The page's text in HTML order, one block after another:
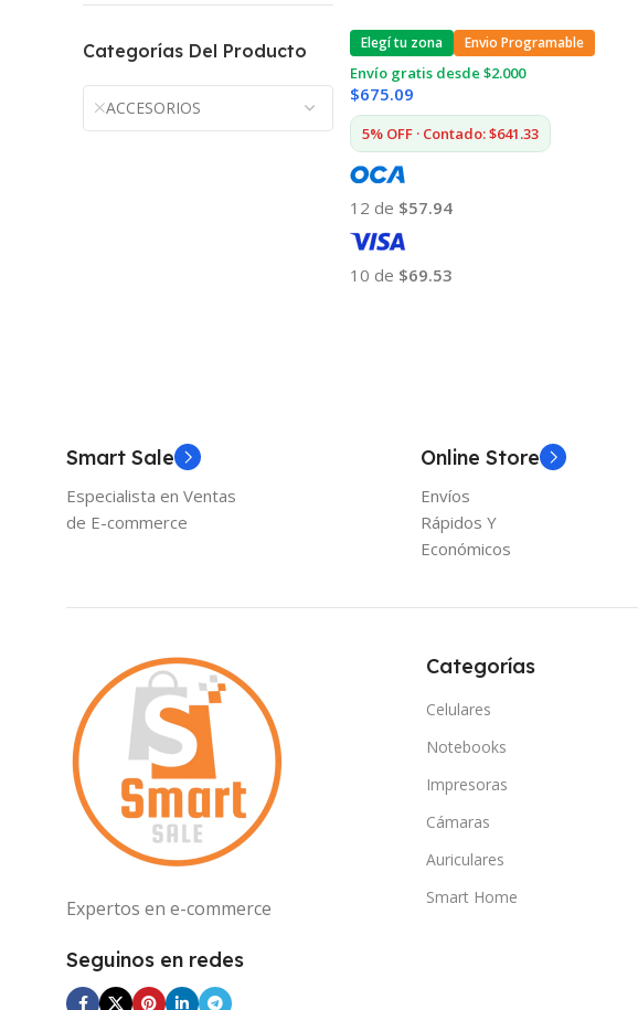
Categorías Del Producto
ACCESORIOS
Elegí tu zona Envio Programable
Envío gratis desde $2.000
$675.09
5% OFF · Contado: $641.33
12 de $57.94
10 de $69.53
Smart Sale
Especialista en Ventas
de E-commerce
Online Store
Envíos
Rápidos Y
Económicos
Expertos en e-commerce
Seguinos en redes
Categorías
Celulares
Notebooks
Impresoras
Cámaras
Auriculares
Smart Home